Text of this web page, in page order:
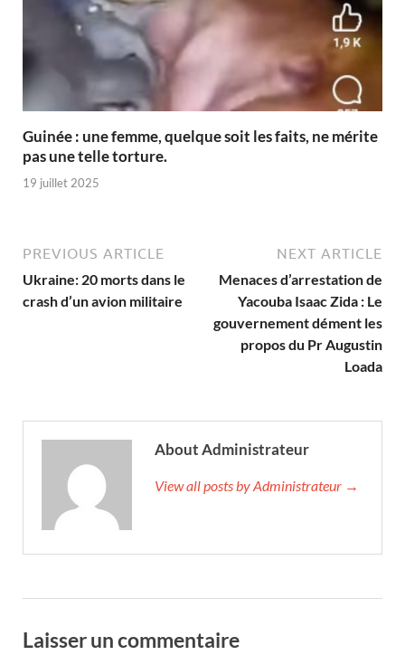
Guinée : une femme, quelque soit les faits, ne mérite
pas une telle torture.
19 juillet 2025
PREVIOUS ARTICLE
Ukraine: 20 morts dans le
crash d’un avion militaire
NEXT ARTICLE
Menaces d’arrestation de
Yacouba Isaac Zida : Le
gouvernement dément les
propos du Pr Augustin
Loada
About Administrateur
View all posts by Administrateur →
Laisser un commentaire